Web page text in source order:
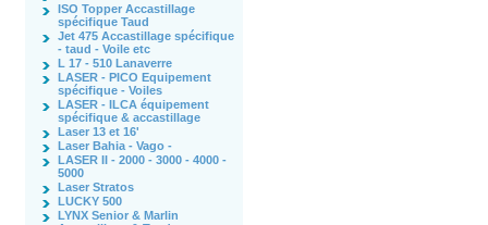
ISO Topper Accastillage
spécifique Taud
Jet 475 Accastillage spécifique
- taud - Voile etc
L 17 - 510 Lanaverre
LASER - PICO Equipement
spécifique - Voiles
LASER - ILCA équipement
spécifique & accastillage
Laser 13 et 16'
Laser Bahia - Vago -
LASER II - 2000 - 3000 - 4000 -
5000
Laser Stratos
LUCKY 500
LYNX Senior & Marlin